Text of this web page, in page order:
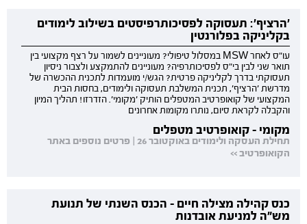
'הרציף': תעסוקה לפסיכותרפיסטים בשילוב לימודים
בקליניקה בפלורנטין
עו"ס לאחר MSW במסלול טיפולי? מעוניינים לשמור על רצף מקצועי בין
תואר שני לבין בי"ס לפסיכותרפיה? מעוניינים להתמקצע ולצבור ניסיון
תעסוקתי בדרך לקליניקה פרטית? הגש/י מועמדות לתכנית ההכשרה של
מדרשת 'הרציף', תכנית המשלבת תעסוקה ולימודים, בחסות הבית
המקצועי של קואופרטיב המטפלים הותיק 'מקומי'. הזדרזו! תהליך המיון
והקבלה לקראת סיום, נותרו מקומות אחרונים
מקומי - קואופרטיב מטפלים
תחילת העסקה ולימודים באוקטובר 26 | פרטים נוספים באתר
הקואופרטיב >>
כנס קהילה מצילה חיים - הכנס השנתי של תנועת
מש"ה למניעת אובדנות